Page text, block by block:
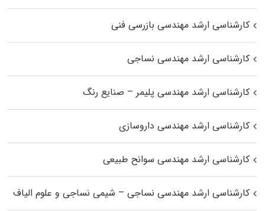
کارشناسی ارشد مهندسی بازرسی فنی
کارشناسی ارشد مهندسی نساجی
کارشناسی ارشد مهندسی پلیمر – صنایع رنگ
کارشناسی ارشد مهندسی داروسازی
کارشناسی ارشد مهندسی سوانح طبیعی
کارشناسی ارشد مهندسی نساجی – شیمی نساجی و علوم الیاف